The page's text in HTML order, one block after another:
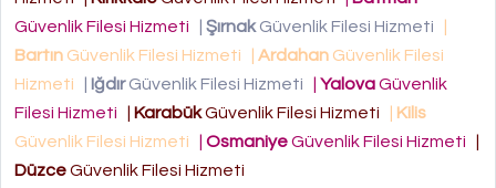
Güvenlik Filesi Hizmeti
ŞırnakGüvenlik Filesi Hizmeti
Bartın Güvenlik Filesi Hizmeti Ardahan Güvenlik Filesi
Hizmeti
IğdırGüvenlik Filesi Hizmeti YalovaGüvenlik
Filesi Hizmeti
KarabükGüvenlik Filesi Hizmeti
Kilis
Güvenlik Filesi Hizmeti
OsmaniyeGüvenlik Filesi Hizmeti
DüzceGüvenlik Filesi Hizmeti